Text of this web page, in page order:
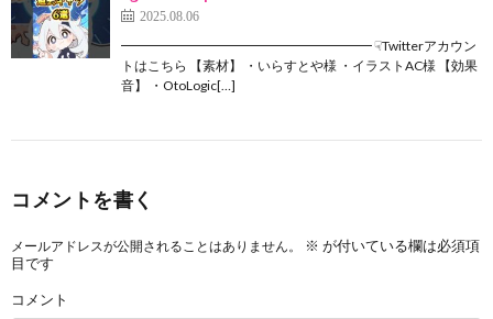
2025.08.06
━━━━━━━━━━━━━━━━━━━ ☟Twitterアカウン
トはこちら 【素材】 ・いらすとや様 ・イラストAC様 【効果
音】 ・OtoLogic[…]
コメントを書く
メールアドレスが公開されることはありません。 ※ が付いている欄は必須項
目です
コメント